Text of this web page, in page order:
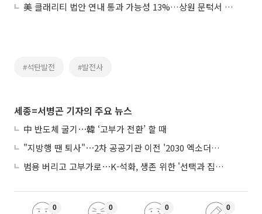
美 클래리티 법안 연내 통과 가능성 13%…상원 문턱서 제동
#석탄발전 #발전사
세종=서병곤 기자의 주요 뉴스
中 반도체 굴기⋯韓 ‘고부가 전환’ 할 때
"지방행 땐 퇴사"⋯2차 공공기관 이전 '2030 엑소더스' 뇌관
범용 버리고 고부가로⋯K-석화, 생존 위한 '선택과 집중'
0 0 0 0